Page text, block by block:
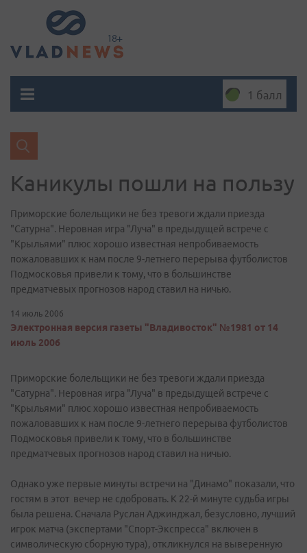
1 балл
Каникулы пошли на пользу
Приморские болельщики не без тревоги ждали приезда
"Сатурна". Неровная игра "Луча" в предыдущей встрече с
"Крыльями" плюс хорошо известная непробиваемость
пожаловавших к нам после 9-летнего перерыва футболистов
Подмосковья привели к тому, что в большинстве
предматчевых прогнозов народ ставил на ничью.
14 июль 2006
Электронная версия газеты "Владивосток" №1981 от 14
июль 2006
Приморские болельщики не без тревоги ждали приезда
"Сатурна". Неровная игра "Луча" в предыдущей встрече с
"Крыльями" плюс хорошо известная непробиваемость
пожаловавших к нам после 9-летнего перерыва футболистов
Подмосковья привели к тому, что в большинстве
предматчевых прогнозов народ ставил на ничью.
Однако уже первые минуты встречи на "Динамо" показали, что
гостям в этот вечер не сдобровать. К 22-й минуте судьба игры
была решена. Сначала Руслан Аджинджал, безусловно, лучший
игрок матча (экспертами "Спорт-Экспресса" включен в
символическую сборную тура), откликнулся на выверенную